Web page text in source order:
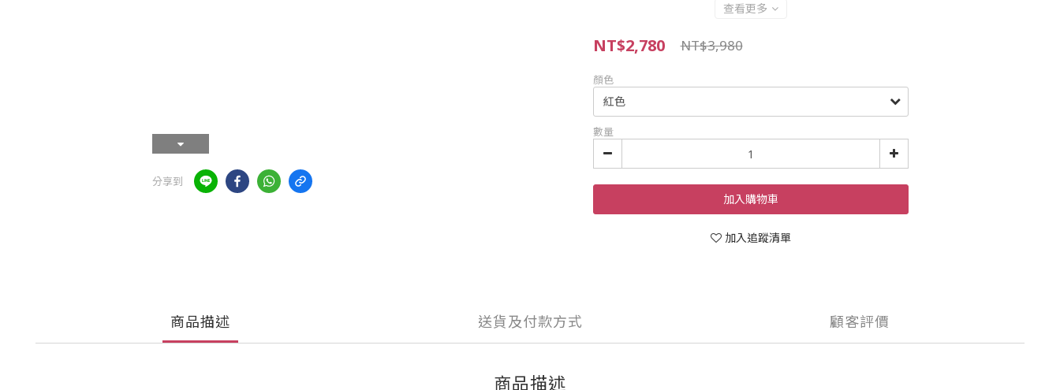
分享到
查看更多
NT$2,780 NT$3,980
顏色
數量
加入購物車
加入追蹤清單
商品描述 送貨及付款方式 顧客評價
商品描述